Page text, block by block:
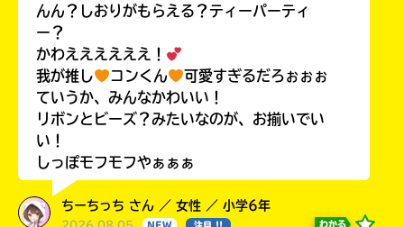
んん？しおりがもらえる？ティーパーティ
ー？
かわええええええ！
我が推し
コンくん
可愛すぎるだろぉぉぉ
ていうか、みんなかわいい！
リボンとビーズ？みたいなのが、お揃いでい
い！
しっぽモフモフやぁぁぁ
ちーちっち さん ／ 女性 ／ 小学6年
NEW 注目 !! わかる